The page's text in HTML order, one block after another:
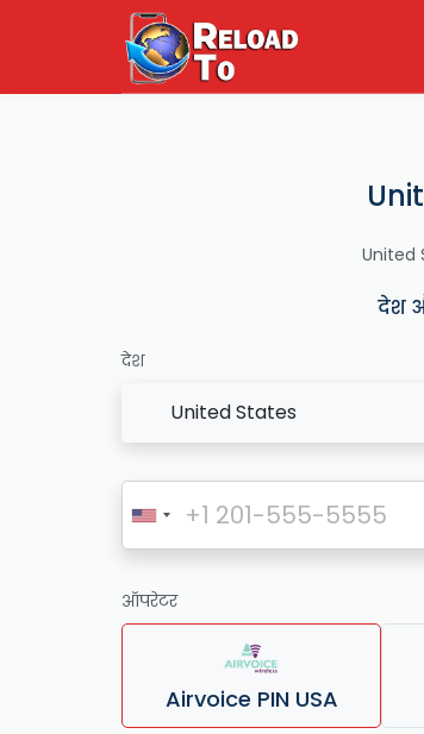
United
देश
देश
United States
ऑपरेटर
Airvoice PIN USA